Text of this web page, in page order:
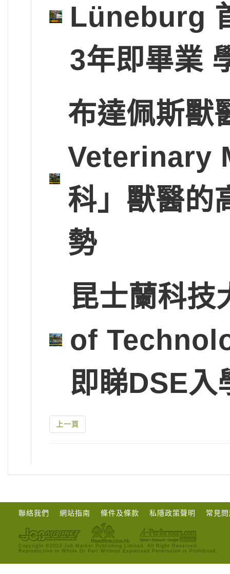
Lüneburg
3年即畢業
布達佩斯
Veterinary
科」獸醫的
勢
昆士蘭科
of
即睇DSE入
上一頁
聯絡我們 網站指南 條件及條款 私隱政策聲明 常見
Copyright ©2013 Job Market Publishing Limited. All Right Reserved.
Reproduction in Whole Or Part Without Expressed Permission is Prohibited.